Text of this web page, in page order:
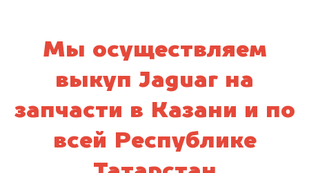
Мы осуществляем
выкуп Jaguar на
запчасти в Казани и по
всей Республике